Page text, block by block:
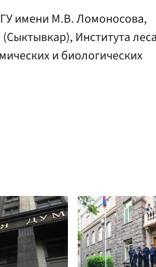
имени М.В. Ломоносова,
Института леса
и биологических